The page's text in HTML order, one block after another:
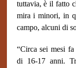
tuttavia, è il fatto
mira i minori, in
campo, alcuni di
“Circa sei mesi fa
di 16-17 anni.